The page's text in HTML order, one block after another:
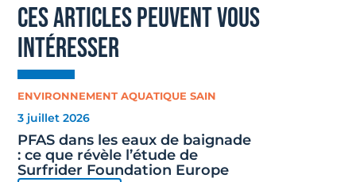
ces articles peuvent vous
intéresser
ENVIRONNEMENT AQUATIQUE SAIN
3 juillet 2026
PFAS dans les eaux de baignade
: ce que révèle l’étude de
Surfrider Foundation Europe